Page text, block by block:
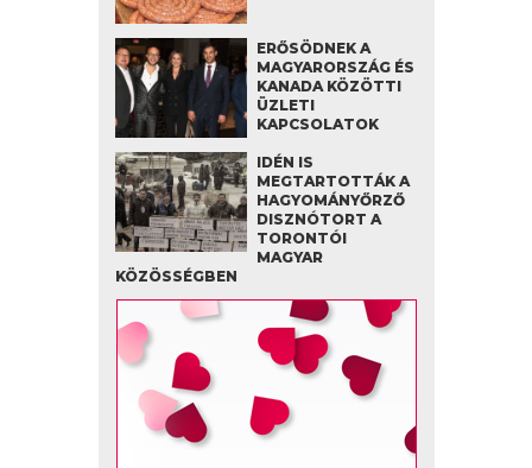
ERŐSÖDNEK A
MAGYARORSZÁG ÉS
KANADA KÖZÖTTI
ÜZLETI
KAPCSOLATOK
IDÉN IS
MEGTARTOTTÁK A
HAGYOMÁNYŐRZŐ
DISZNÓTORT A
TORONTÓI
MAGYAR
KÖZÖSSÉGBEN